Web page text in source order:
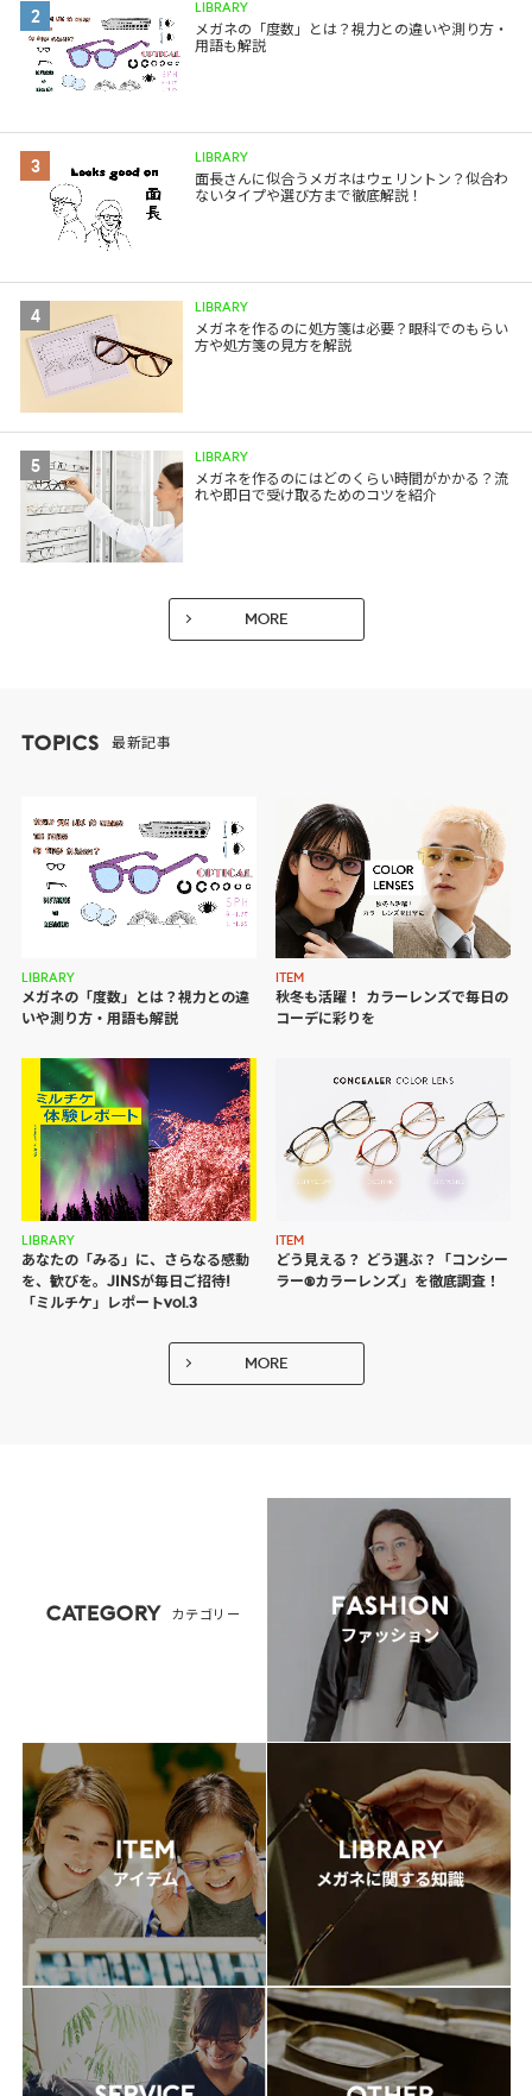
2
LIBRARY
メガネの「度数」とは？視力との違いや測り方・
用語も解説
3
LIBRARY
面長さんに似合うメガネはウェリントン？似合わ
ないタイプや選び方まで徹底解説！
4
LIBRARY
メガネを作るのに処方箋は必要？眼科でのもらい
方や処方箋の見方を解説
5
LIBRARY
メガネを作るのにはどのくらい時間がかかる？流
れや即日で受け取るためのコツを紹介
MORE
TOPICS 最新記事
LIBRARY
メガネの「度数」とは？視力との違
いや測り方・用語も解説
ITEM
秋冬も活躍！ カラーレンズで毎日の
コーデに彩りを
LIBRARY
あなたの「みる」に、さらなる感動
を、歓びを。JINSが毎日ご招待!
「ミルチケ」レポートvol.3
ITEM
どう見える？ どう選ぶ？
「コンシー
ラー®カラーレンズ」を徹底調査！
MORE
CATEGORY カテゴリー